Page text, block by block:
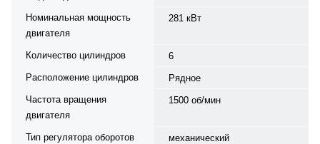
Номинальная мощность
двигателя
281 кВт
Количество цилиндров
6
Расположение цилиндров
Рядное
Частота вращения
двигателя
1500 об/мин
Тип регулятора оборотов
механический